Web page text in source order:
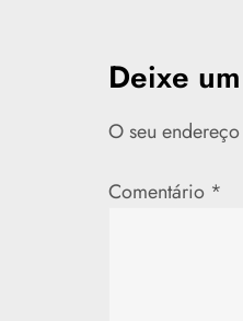
e
g
a
Deixe
O seu
Comentário *